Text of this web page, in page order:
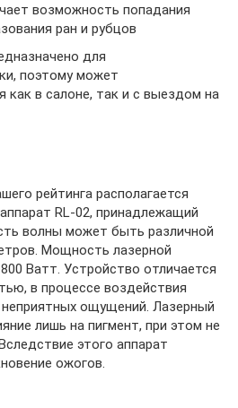
возможность попадания
ран и рубцов
для
поэтому может
как в салоне, так и с выездом на
рейтинга располагается
RL-02, принадлежащий
волны может быть различной
Мощность лазерной
Ватт. Устройство отличается
в процессе воздействия
ощущений. Лазерный
лишь на пигмент, при этом не
этого аппарат
ожогов.